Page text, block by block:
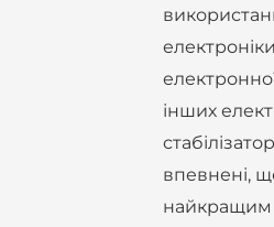
інших
впевнені,
найкращим